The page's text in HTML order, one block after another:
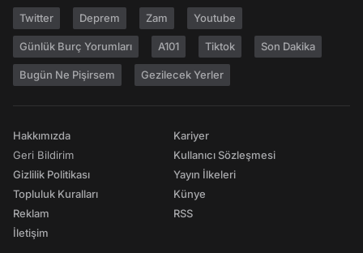
Twitter Deprem Zam Youtube
Günlük Burç Yorumları A101 Tiktok Son Dakika
Bugün Ne Pişirsem Gezilecek Yerler
Hakkımızda
Geri Bildirim
Gizlilik Politikası
Topluluk Kuralları
Reklam
İletişim
Kariyer
Kullanıcı Sözleşmesi
Yayın İlkeleri
Künye
RSS